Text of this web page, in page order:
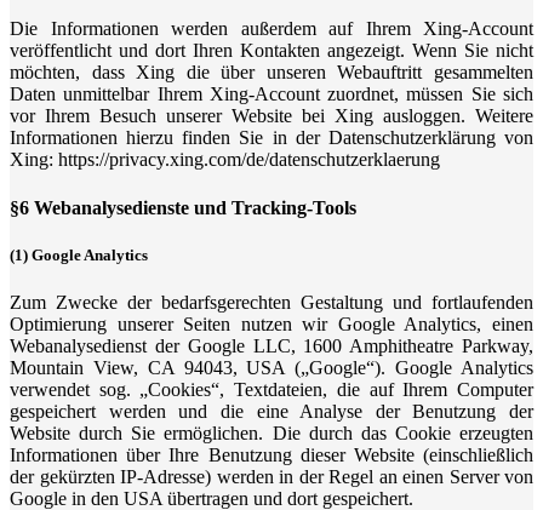
Die Informationen werden außerdem auf Ihrem Xing-Account
veröffentlicht und dort Ihren Kontakten angezeigt. Wenn Sie nicht
möchten, dass Xing die über unseren Webauftritt gesammelten
Daten unmittelbar Ihrem Xing-Account zuordnet, müssen Sie sich
vor Ihrem Besuch unserer Website bei Xing ausloggen. Weitere
Informationen hierzu finden Sie in der Datenschutzerklärung von
Xing: https://privacy.xing.com/de/datenschutzerklaerung
§6 Webanalysedienste und Tracking-Tools
(1) Google Analytics
Zum Zwecke der bedarfsgerechten Gestaltung und fortlaufenden
Optimierung unserer Seiten nutzen wir Google Analytics, einen
Webanalysedienst der Google LLC, 1600 Amphitheatre Parkway,
Mountain View, CA 94043, USA („Google“). Google Analytics
verwendet sog. „Cookies“, Textdateien, die auf Ihrem Computer
gespeichert werden und die eine Analyse der Benutzung der
Website durch Sie ermöglichen. Die durch das Cookie erzeugten
Informationen über Ihre Benutzung dieser Website (einschließlich
der gekürzten IP-Adresse) werden in der Regel an einen Server von
Google in den USA übertragen und dort gespeichert.